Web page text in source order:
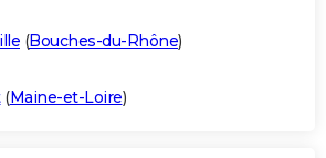
(Bouches-du-Rhône)
(Maine-et-Loire)